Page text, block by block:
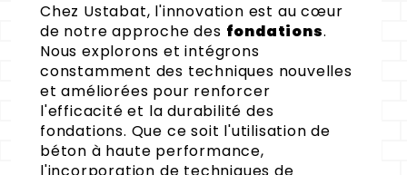
Chez Ustabat, l'innovation est au cœur
de notre approche des fondations.
Nous explorons et intégrons
constamment des techniques nouvelles
et améliorées pour renforcer
l'efficacité et la durabilité des
fondations. Que ce soit l'utilisation de
béton à haute performance,